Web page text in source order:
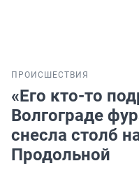
ПРОИСШЕСТВИЯ
«Его кто-то
Волгограде
снесла столб
Продольной